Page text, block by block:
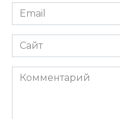
Email
*
Сайт
Комментарий